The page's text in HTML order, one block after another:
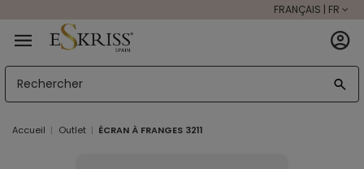
FRANÇAIS | FR
Accueil Outlet ÉCRAN À FRANGES 3211